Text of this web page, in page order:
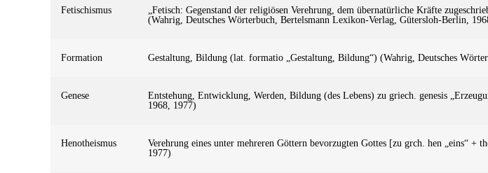
Fetischismus
„Fetisch: Gegenstand der religiösen Verehrung, dem übernatürliche Kräfte
(Wahrig, Deutsches Wörterbuch, Bertelsmann Lexikon-Verlag, Gütersloh-Berlin,
Formation Gestaltung, Bildung (lat. formatio „Gestaltung, Bildung“) (Wahrig, Deutsches
Genese
Entstehung, Entwicklung, Werden, Bildung (des Lebens) zu griech. genesis
1968, 1977)
Henotheismus
Verehrung eines unter mehreren Göttern bevorzugten Gottes [zu grch. hen „eins“
1977)